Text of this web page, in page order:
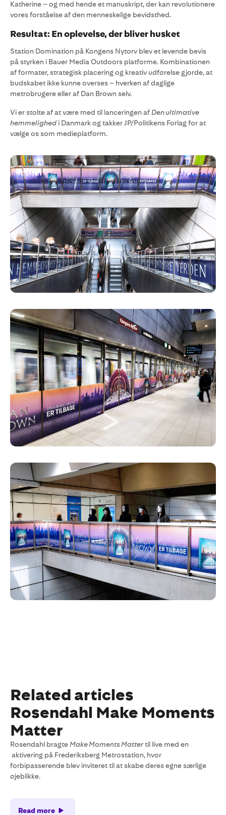
Katherine – og med hende et manuskript, der kan revolutionere
vores forståelse af den menneskelige bevidsthed.
Resultat: En oplevelse, der bliver husket
Station Domination på Kongens Nytorv blev et levende bevis
på styrken i Bauer Media Outdoors platforme. Kombinationen
af formater, strategisk placering og kreativ udførelse gjorde, at
budskabet ikke kunne overses – hverken af daglige
metrobrugere eller af Dan Brown selv.
Vi er stolte af at være med til lanceringen af Den ultimative
hemmelighed i Danmark og takker JP/Politikens Forlag for at
vælge os som medieplatform.
Related articles
Rosendahl Make Moments
Matter
Rosendahl bragte Make Moments Mattertil live med en
aktivering på Frederiksberg Metrostation, hvor
forbipasserende blev inviteret til at skabe deres egne særlige
øjeblikke.
Read more